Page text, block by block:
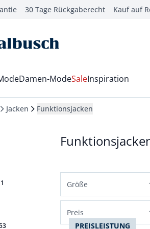
30 Tage Rückgaberecht Kauf auf
zur Startseite
mit Pfeil-Runter Taste
Damen-ModeSaleInspiration
Jacken Funktionsjacken
Größe
Normalgrößen
48 50 52 54
Preis
PREISLEISTUNG